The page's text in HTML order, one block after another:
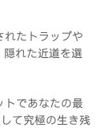
れたトラップや
れた近道を選
トであなたの最
て究極の生き残